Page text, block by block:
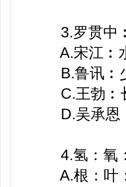
3.罗贯中
A.宋江︰
B.鲁讯︰
C.王勃︰
D.吴承恩
4.氢：氧
A.根：叶